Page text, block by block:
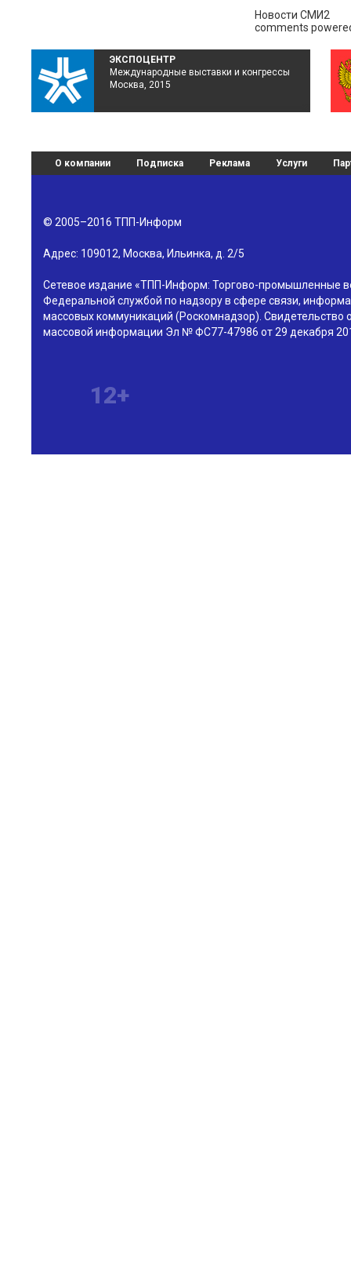
Новости СМИ2
comments
ЭКСПОЦЕНТР
Международные выставки и конгрессы
Москва, 2015
О компании Подписка Реклама Услуги
© 2005–2016 ТПП-Информ
Адрес: 109012, Москва, Ильинка, д. 2/5
Сетевое издание «ТПП-Информ: Торгово-промышленные
Федеральной службой по надзору в сфере связи,
массовых коммуникаций (Роскомнадзор). Свидетельство
массовой информации Эл № ФС77-47986 от 29 декабря
12+